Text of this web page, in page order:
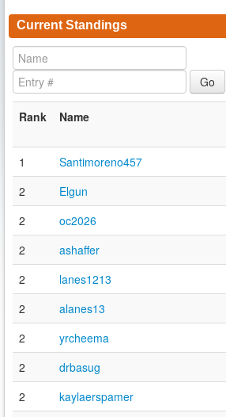
Current Standings
Rank Name
1 Santimoreno457
2
Elgun
2
oc2026
2
ashaffer
2
lanes1213
2
alanes13
2
yrcheema
2
drbasug
2
kaylaerspamer